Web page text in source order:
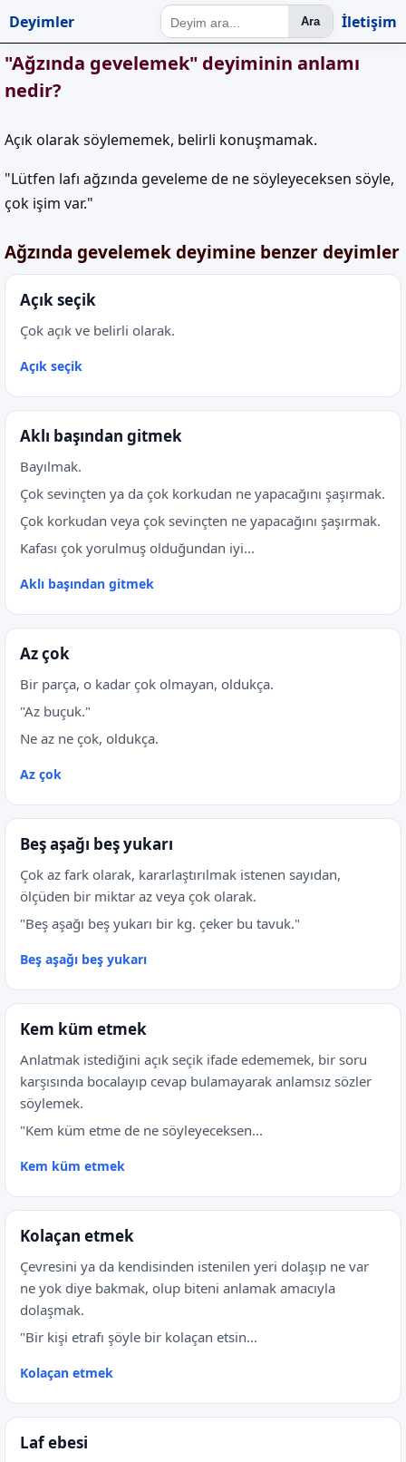
Deyimler Ara İletişim
"Ağzında gevelemek" deyiminin anlamı
nedir?
Açık olarak söylememek, belirli konuşmamak.
"Lütfen lafı ağzında geveleme de ne söyleyeceksen söyle,
çok işim var."
Ağzında gevelemek deyimine benzer deyimler
Açık seçik
Çok açık ve belirli olarak.
Açık seçik
Aklı başından gitmek
Bayılmak.
Çok sevinçten ya da çok korkudan ne yapacağını şaşırmak.
Çok korkudan veya çok sevinçten ne yapacağını şaşırmak.
Kafası çok yorulmuş olduğundan iyi...
Aklı başından gitmek
Az çok
Bir parça, o kadar çok olmayan, oldukça.
"Az buçuk."
Ne az ne çok, oldukça.
Az çok
Beş aşağı beş yukarı
Çok az fark olarak, kararlaştırılmak istenen sayıdan,
ölçüden bir miktar az veya çok olarak.
"Beş aşağı beş yukarı bir kg. çeker bu tavuk."
Beş aşağı beş yukarı
Kem küm etmek
Anlatmak istediğini açık seçik ifade edememek, bir soru
karşısında bocalayıp cevap bulamayarak anlamsız sözler
söylemek.
"Kem küm etme de ne söyleyeceksen...
Kem küm etmek
Kolaçan etmek
Çevresini ya da kendisinden istenilen yeri dolaşıp ne var
ne yok diye bakmak, olup biteni anlamak amacıyla
dolaşmak.
"Bir kişi etrafı şöyle bir kolaçan etsin...
Kolaçan etmek
Laf ebesi